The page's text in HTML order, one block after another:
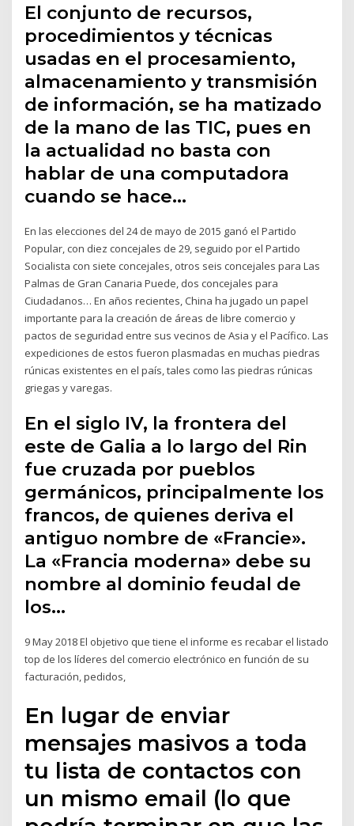
El conjunto de recursos,
procedimientos y técnicas
usadas en el procesamiento,
almacenamiento y transmisión
de información, se ha matizado
de la mano de las TIC, pues en
la actualidad no basta con
hablar de una computadora
cuando se hace…
En las elecciones del 24 de mayo de 2015 ganó el Partido
Popular, con diez concejales de 29, seguido por el Partido
Socialista con siete concejales, otros seis concejales para Las
Palmas de Gran Canaria Puede, dos concejales para
Ciudadanos… En años recientes, China ha jugado un papel
importante para la creación de áreas de libre comercio y
pactos de seguridad entre sus vecinos de Asia y el Pacífico. Las
expediciones de estos fueron plasmadas en muchas piedras
rúnicas existentes en el país, tales como las piedras rúnicas
griegas y varegas.
En el siglo IV, la frontera del
este de Galia a lo largo del Rin
fue cruzada por pueblos
germánicos, principalmente los
francos, de quienes deriva el
antiguo nombre de «Francie».
La «Francia moderna» debe su
nombre al dominio feudal de
los…
9 May 2018 El objetivo que tiene el informe es recabar el listado
top de los líderes del comercio electrónico en función de su
facturación, pedidos,
En lugar de enviar
mensajes masivos a toda
tu lista de contactos con
un mismo email (lo que